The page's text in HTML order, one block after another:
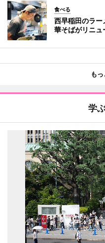
食べる
西早稲田のラ
華そばがリニュ
も
学